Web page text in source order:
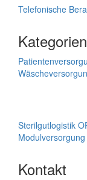
Telefonische
Kategorien
Sterilgutlogistik
Modulversorgung
Kontakt